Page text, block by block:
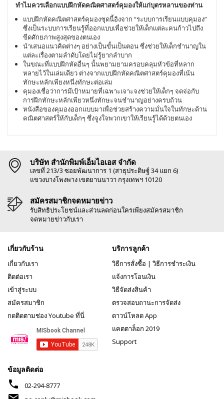
ทำไมควรเลือกแบบฝึกหัดคณิตศาสตร์คุมองให้เเก่บุตรหลานของท่าน
แบบฝึกหัดคณิตศาสตร์คุมองชุดนี้อิงจาก “ระบบการเรียนแบบคุมอง”
ซึ่งเป็นระบบการเรียนรู้ที่ออกแบบเพื่อช่วยให้เด็กเเต่ละคนก้าวไปถึง
ขีดศักยภาพสูงสุดของตนเอง
นำเสนอแนวคิดต่างๆ อย่างเป็นขั้นเป็นตอน ซึ่งช่วยให้เด็กชำนาญใน
แต่ละเรื่องตามลำดับโดยไม่รู้ยากลำบาก
ในขณะที่แบบฝึกหัดอื่นๆ นั้นพยามยามครอบคลุมหัวข้อที่หลาก
หลายไว้ในเล่มเดียว ต่างจากแบบฝึกหัดคณิตศาสตร์คุมองที่เน้น
ทักษะหลักเพียงหนึ่งทักษะต่อเล่ม
คุมองเชื่อว่าการมีเป้าหมายที่เฉพาะเจาะจงช่วยให้เด็กๆ จดจ่อกับ
การฝึกทักษะหลักเพียวหนึ่งทักษะจนชำนาญอย่างครบถ้วน
หนังสือของคุมองออกแบบมาเพื่อช่วยสร้างความมั่นใจในทักษะด้าน
คณิตศาสตร์ให้กับเด็กๆ ซึ่งจูงใจพวกเขาให้เรียนรู้ได้ด้วยตนเอง
บริษัท สำนักพิมพ์เอ็มไอเอส จำกัด
เลขที่ 213/3 ซอยพัฒนาการ 1 (สาธุประดิษฐ์ 34 แยก 6)
แขวงบางโพงพาง เขตยานนาวา กรุงเทพฯ 10120
สมัครสมาชิกจดหมายข่าว
รับสิทธิประโยชน์และส่วนลดก่อนใครเพียงสมัครสมาชิก
จดหมายข่าวกับเรา
เกี่ยวกับร้าน
เกี่ยวกับเรา
ติดต่อเรา
เข้าสู่ระบบ
สมัครสมาชิก
กดติดตามช่อง Youtube ที่นี่
บริการลูกค้า
วิธีการสั่งซื้อ | วิธีการชำระเงิน
แจ้งการโอนเงิน
วิธีจัดส่งสินค้า
ตรวจสอบถานะการจัดส่ง
ดาวน์โหลด App
แคตตาล็อก 2019
Support
ข้อมูลติดต่อ
phone 02-294-8777